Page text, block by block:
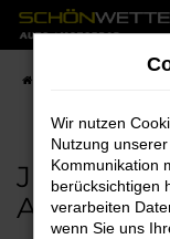
Zum
Hauptinhalt
springen
JETZT
Wir nutzen
Nutzung
Kommunikation
berücksichtigen
verarbeiten
wenn Sie uns